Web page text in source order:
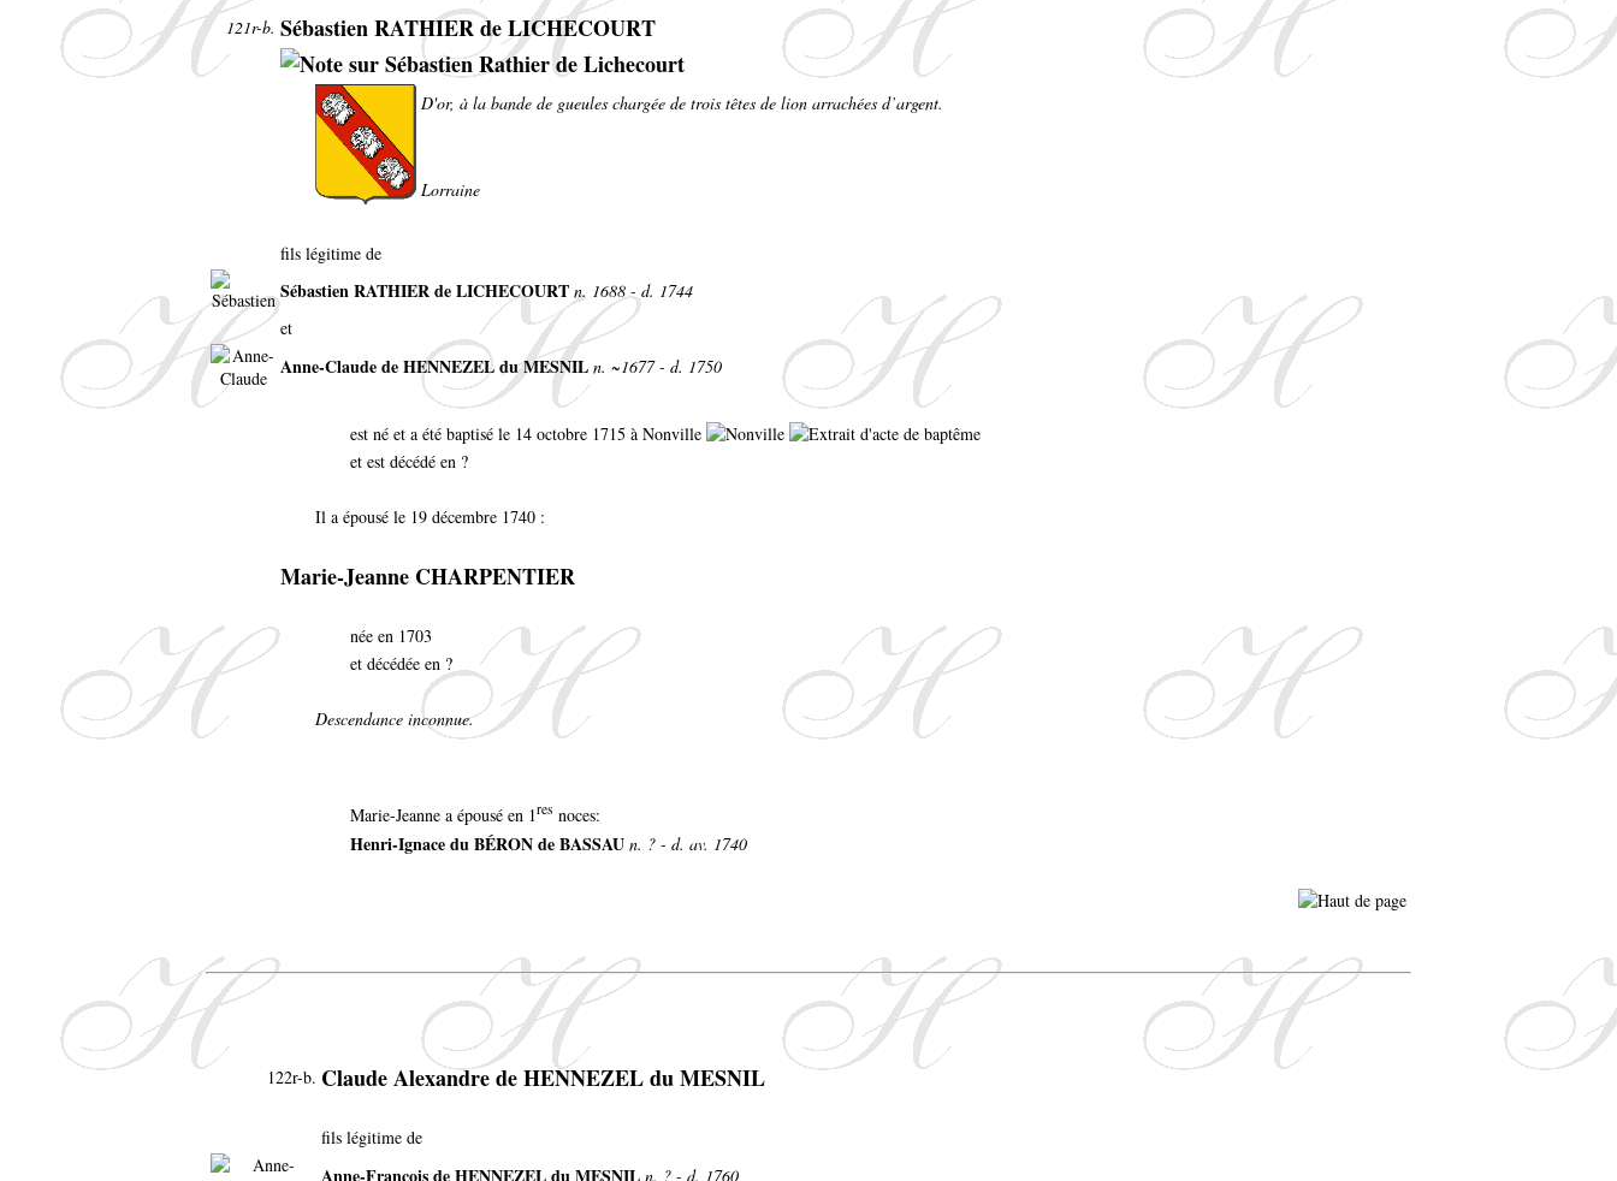
121r-b. Sébastien RATHIER de LICHECOURT
D'or, à la bande de gueules chargée de trois têtes de lion arrachées d’argent.
Lorraine
fils légitime de
Sébastien RATHIER de LICHECOURT n. 1688 - d. 1744
et
Anne-Claude de HENNEZEL du MESNIL n. ~1677 - d. 1750
est né et a été baptisé le 14 octobre 1715 à Nonville
et est décédé en ?
Il a épousé le 19 décembre 1740 :
Marie-Jeanne CHARPENTIER
née en 1703
et décédée en ?
Descendance inconnue.
Marie-Jeanne a épousé en 1res noces:
Henri-Ignace du BÉRON de BASSAU n. ? - d. av. 1740
122r-b. Claude Alexandre de HENNEZEL du MESNIL
fils légitime de
n. ? - d. 1760